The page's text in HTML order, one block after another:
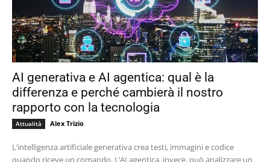
AI generativa e AI agentica: qual è la
differenza e perché cambierà il nostro
rapporto con la tecnologia
Attualità Alex Trizio
L’intelligenza artificiale generativa crea testi, immagini e codice
quando riceve un comando. L’AI agentica, invece, può analizzare un